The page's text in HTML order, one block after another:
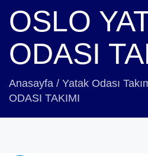
OSLO
ODASI
Anasayfa / Yatak Odası
ODASI TAKIMI